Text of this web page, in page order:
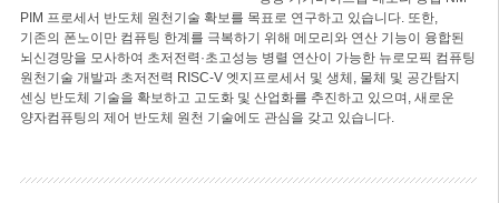
PIM 프로세서 반도체 원천기술 확보를 목표로 연구하고 있습니다. 또한,
기존의 폰노이만 컴퓨팅 한계를 극복하기 위해 메모리와 연산 기능이 융합된
뇌신경망을 모사하여 초저전력·초고성능 병렬 연산이 가능한 뉴로모픽 컴퓨팅
원천기술 개발과 초저전력 RISC-V 엣지프로세서 및 생체, 물체 및 공간탐지
센싱 반도체 기술을 확보하고 고도화 및 산업화를 추진하고 있으며, 새로운
양자컴퓨팅의 제어 반도체 원천 기술에도 관심을 갖고 있습니다.